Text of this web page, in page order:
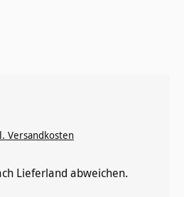
Versandkosten
Lieferland abweichen.